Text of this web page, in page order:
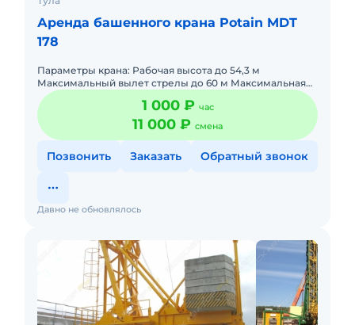
Аренда башенного крана Potain MDT
178
Параметры крана: Рабочая высота до 54,3 м
Максимальный вылет стрелы до 60 м Максимальная
грузоподъемность 8 т Максимальная
грузоподъемность на вылете стрелы
1 000 ₽ час
11 000 ₽ смена
Позвонить Заказать Обратный звонок
Давно не обновлялось